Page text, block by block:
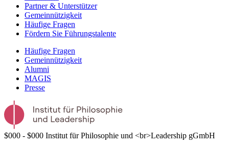
Partner & Unterstützer
Gemeinnützigkeit
Häufige Fragen
Fördern Sie Führungstalente
Häufige Fragen
Gemeinnützigkeit
Alumni
MAGIS
Presse
$000 - $000 Institut für Philosophie und <br>Leadership gGmbH